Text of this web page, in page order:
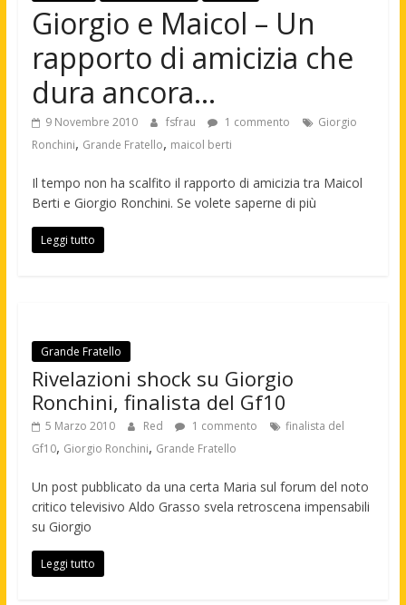
Giorgio e Maicol – Un
rapporto di amicizia che
dura ancora…
9 Novembre 2010 fsfrau 1 commento
Giorgio
Ronchini, Grande Fratello, maicol berti
Il tempo non ha scalfito il rapporto di amicizia tra Maicol
Berti e Giorgio Ronchini. Se volete saperne di più
Leggi tutto
Grande Fratello
Rivelazioni shock su Giorgio
Ronchini, finalista del Gf10
5 Marzo 2010 Red 1 commento
finalista del
Gf10, Giorgio Ronchini, Grande Fratello
Un post pubblicato da una certa Maria sul forum del noto
critico televisivo Aldo Grasso svela retroscena impensabili
su Giorgio
Leggi tutto